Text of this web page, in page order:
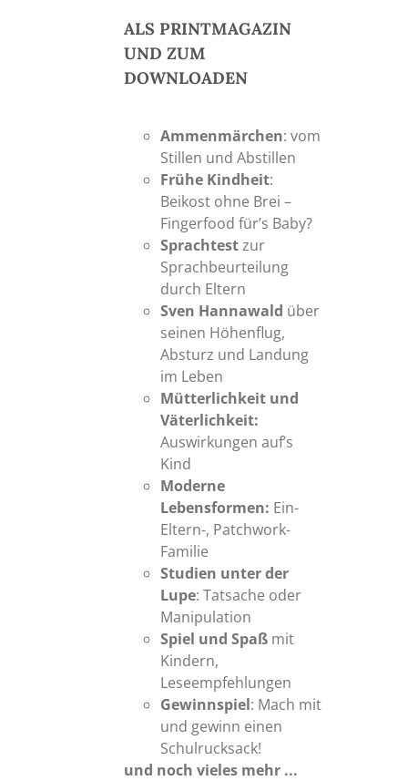
ALS PRINTMAGAZIN
UND ZUM
DOWNLOADEN
Ammenmärchen: vom
Stillen und Abstillen
Frühe Kindheit:
Beikost ohne Brei –
Fingerfood für’s Baby?
Sprachtestzur
Sprachbeurteilung
durch Eltern
Sven Hannawald über
seinen Höhenflug,
Absturz und Landung
im Leben
Mütterlichkeit und
Väterlichkeit:
Auswirkungen auf’s
Kind
Moderne
Lebensformen: Ein-
Eltern-, Patchwork-
Familie
Studien unter der
Lupe: Tatsache oder
Manipulation
Spiel und Spaß mit
Kindern,
Leseempfehlungen
Gewinnspiel: Mach mit
und gewinn einen
Schulrucksack!
und noch vieles mehr ...